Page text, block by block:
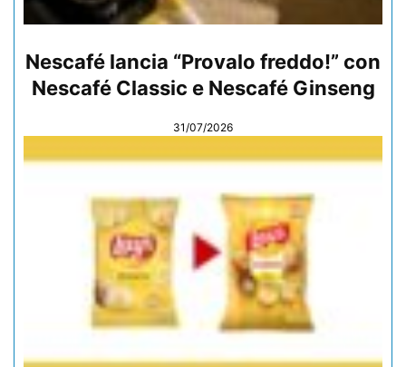
Nescafé lancia “Provalo freddo!” con
Nescafé Classic e Nescafé Ginseng
31/07/2026